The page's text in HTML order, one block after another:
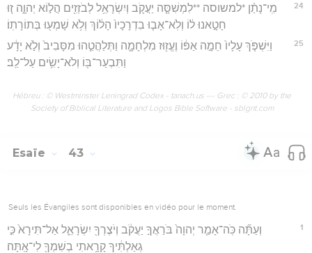
24
מִֽי־נָתַ֨ן *למשוסה **לִמְשִׁסָּ֧ה יַעֲקֹ֛ב וְיִשְׂרָאֵ֥ל לְבֹזְזִ֖ים הֲל֣וֹא יְהוָ֑ה ז֚וּ
חָטָ֣אנוּ ל֔וֹ וְלֹֽא־אָב֤וּ בִדְרָכָיו֙ הָל֔וֹךְ וְלֹ֥א שָׁמְע֖וּ בְּתוֹרָתֽוֹ׃
25
וַיִּשְׁפֹּ֤ךְ עָלָיו֙ חֵמָ֣ה אַפּ֔וֹ וֶעֱז֖וּז מִלְחָמָ֑ה וַתְּלַהֲטֵ֤הוּ מִסָּבִיב֙ וְלֹ֣א יָדָ֔ע
וַתִּבְעַר־בּ֖וֹ וְלֹא־יָשִׂ֥ים עַל־לֵֽב׃
Hébreu : © Westminster Leningrad Codex - tanach.us --- Grec : © 2010 by the
Society of Biblical Literature and Logos Bible Software - sblgnt.com
Esaïe 43
Seuls les Évangiles sont disponibles en vidéo pour le moment.
1
וְעַתָּ֞ה כֹּֽה־אָמַ֤ר יְהוָה֙ בֹּרַאֲךָ֣ יַעֲקֹ֔ב וְיֹצֶרְךָ֖ יִשְׂרָאֵ֑ל אַל־תִּירָא֙ כִּ֣י
גְאַלְתִּ֔יךָ קָרָ֥אתִי בְשִׁמְךָ֖ לִי־אָֽתָּה׃